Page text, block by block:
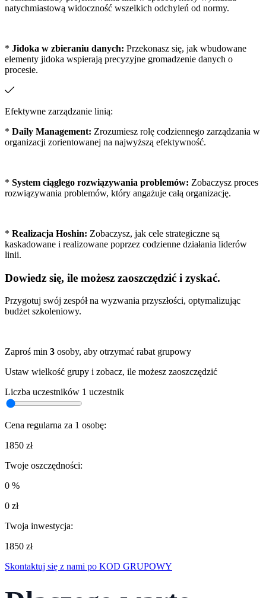
natychmiastową widoczność wszelkich odchyleń od normy.
* Jidoka w zbieraniu danych: Przekonasz się, jak wbudowane
elementy jidoka wspierają precyzyjne gromadzenie danych o
procesie.
Efektywne zarządzanie linią:
* Daily Management: Zrozumiesz rolę codziennego zarządzania w
organizacji zorientowanej na najwyższą efektywność.
* System ciągłego rozwiązywania problemów: Zobaczysz proces
rozwiązywania problemów, który angażuje całą organizację.
* Realizacja Hoshin: Zobaczysz, jak cele strategiczne są
kaskadowane i realizowane poprzez codzienne działania liderów
linii.
Dowiedz się, ile możesz zaoszczędzić i zyskać.
Przygotuj swój zespół na wyzwania przyszłości, optymalizując
budżet szkoleniowy.
Zaproś min 3 osoby, aby otrzymać rabat grupowy
Ustaw wielkość grupy i zobacz, ile możesz zaoszczędzić
Liczba uczestników 1 uczestnik
Cena regularna za 1 osobę:
1850 zł
Twoje oszczędności:
0 %
0 zł
Twoja inwestycja:
1850 zł
Skontaktuj się z nami po KOD GRUPOWY